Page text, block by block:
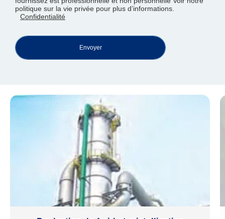
politique sur la vie privée pour plus d’informations.
Confidentialité
Envoyer